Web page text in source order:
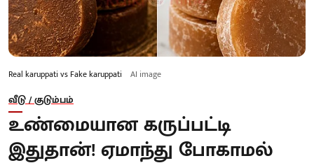
Real karuppati vs Fake karuppati AI image
வீடு / குடும்பம்
உண்மையான கருப்பட்டி
இதுதான்! ஏமாந்து போகாமல்